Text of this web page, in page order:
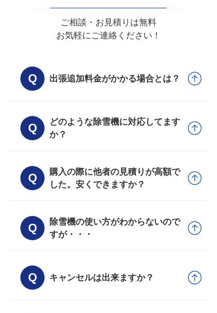
ご相談・お見積りは無料
お気軽にご連絡ください！
出張追加料金がかかる場合とは？
どのような除雪機に対応してます
か？
購入の際に他者の見積りが高額で
した。安くできますか？
除雪機の使い方がわからないので
すが・・・
キャンセルは出来ますか？